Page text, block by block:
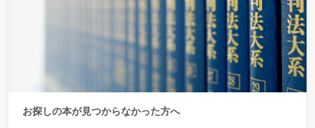
お探しの本が見つからなかった方へ